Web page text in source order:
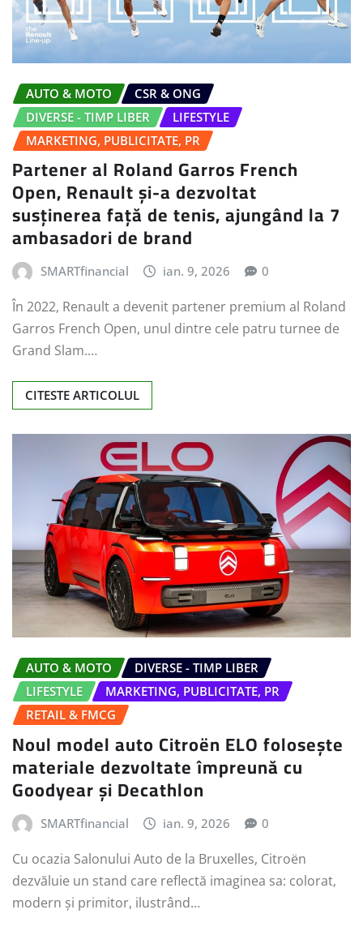
AUTO & MOTO
CSR & ONG
DIVERSE - TIMP LIBER
LIFESTYLE
MARKETING, PUBLICITATE, PR
Partener al Roland Garros French
Open, Renault și-a dezvoltat
susținerea față de tenis, ajungând la 7
ambasadori de brand
SMARTfinancial ian. 9, 2026 0
În 2022, Renault a devenit partener premium al Roland
Garros French Open, unul dintre cele patru turnee de
Grand Slam.…
CITESTE ARTICOLUL
AUTO & MOTO
DIVERSE - TIMP LIBER
LIFESTYLE
MARKETING, PUBLICITATE, PR
RETAIL & FMCG
Noul model auto Citroën ELO folosește
materiale dezvoltate împreună cu
Goodyear și Decathlon
SMARTfinancial ian. 9, 2026 0
Cu ocazia Salonului Auto de la Bruxelles, Citroën
dezvăluie un stand care reflectă imaginea sa: colorat,
modern și primitor, ilustrând…